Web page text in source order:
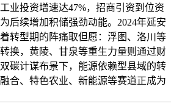
业投资增速达47%，招商引资到位资
后续增加积储强劲动能。2024年延安
转型期的阵痛取但愿：浮图、洛川等
换，黄陵、甘泉等重生力量则通过财
碳计谋布景下，能源依赖型县域的转
合、特色农业、新能源等赛道正成为